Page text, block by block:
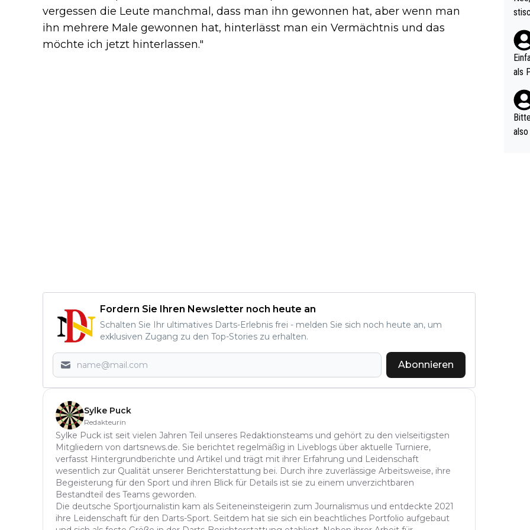
vergessen die Leute manchmal, dass man ihn gewonnen hat, aber wenn man
ihn mehrere Male gewonnen hat, hinterlässt man ein Vermächtnis und das
möchte ich jetzt hinterlassen."
Fordern Sie Ihren Newsletter noch heute an
Schalten Sie Ihr ultimatives Darts-Erlebnis frei - melden Sie sich noch heute an, um
exklusiven Zugang zu den Top-Stories zu erhalten.
Abonnieren
Sylke Puck
Redakteurin
Sylke Puck ist seit vielen Jahren Teil unseres Redaktionsteams und gehört zu den vielseitigsten
Mitgliedern von dartsnews.de. Sie berichtet regelmäßig in Liveblogs über aktuelle Turniere,
verfasst Hintergrundberichte und Artikel und trägt mit ihrer Erfahrung und Leidenschaft
wesentlich zur Qualität unserer Berichterstattung bei. Durch ihre zuverlässige Arbeitsweise, ihre
Begeisterung für den Sport und ihren Blick für Details ist sie zu einem unverzichtbaren
Bestandteil des Teams geworden.
Die deutsche Sportjournalistin kam als Seiteneinsteigerin zum Journalismus und entdeckte 2021
ihre Leidenschaft für den Darts-Sport. Seitdem hat sie sich ein beachtliches Portfolio aufgebaut
(in
als
nes
ttler
vV
als